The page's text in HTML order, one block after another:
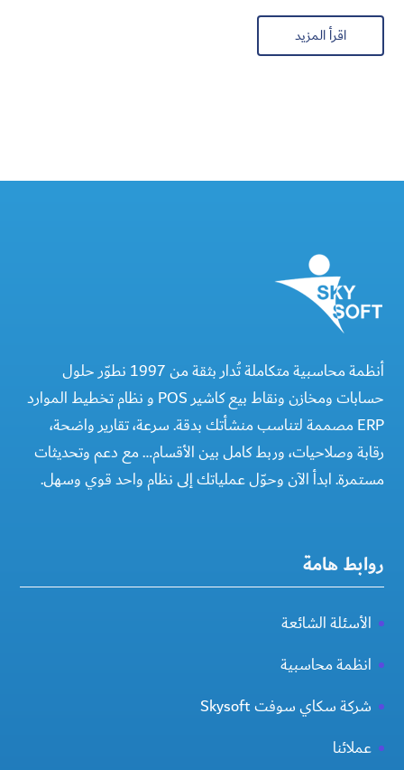
اقرأ المزيد
أنظمة محاسبية متكاملة تُدار بثقة من 1997 نطوّر حلول
حسابات ومخازن ونقاط بيع كاشير POS و نظام تخطيط الموارد
ERP مصممة لتناسب منشأتك بدقة. سرعة، تقارير واضحة،
رقابة وصلاحيات، وربط كامل بين الأقسام… مع دعم وتحديثات
مستمرة. ابدأ الآن وحوّل عملياتك إلى نظام واحد قوي وسهل.
روابط هامة
الأسئلة الشائعة
انظمة محاسبية
شركة سكاي سوفت Skysoft
عملائنا